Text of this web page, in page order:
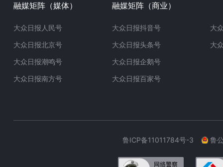
融媒矩阵（媒体）
大众日报人民号
大众日报北京号
大众日报潮鸣号
大众日报南方号
融媒矩阵（商业）
大众日报抖音号
大众日报头条号
大众日报企鹅号
大众日报百家号
大
大
鲁ICP备11011784号-3 鲁